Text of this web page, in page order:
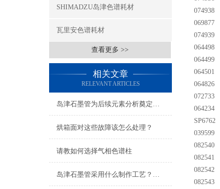
SHIMADZU岛津色谱耗材
瓦里安色谱耗材
查看更多 >>
相关文章
RELEVANT ARTICLES
岛津石墨管为后续元素分析奠定基础
烘箱面对这些故障该怎么处理？
请教如何选择气相色谱柱
岛津石墨管采用什么制作工艺？一文就可以让你看懂
074938
064498
064499
064501
072733
064234
082540
082541
082542
082543